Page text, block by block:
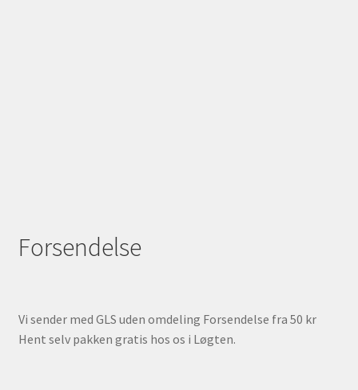
Forsendelse
Vi sender med GLS uden omdeling Forsendelse fra 50 kr
Hent selv pakken gratis hos os i Løgten.